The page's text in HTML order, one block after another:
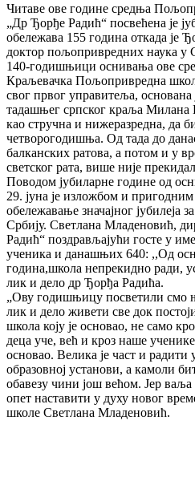
Читаве ове године средња
„Др Ђорђе Радић“ посвећена је
обележава 155 година откада је
доктор пољопривредних наука у
140-годишњици оснивања ове
Краљевачка Пољопривредна
свог првог управитеља, основана
тадашњег српског краља Милана
као стручна и нижеразредна, да
четворогодишња. Од тада до
балканских ратова, а потом и у
светског рата, више није
Поводом јубиларне године од
29. јуна је изложбом и
обележавање значајног јубилеја
Србију. Светлана Младеновић,
Радић“ поздрављајући госте у
ученика и данашњих 640: ,,Од
година,школа непрекидно ради,
лик и дело др Ђорђа Радића.
„Ову годишњицу посветили смо
лик и дело живети све док
школа коју је основао, не само
деца уче, већ и кроз наше
основао. Велика је част и радити
образовној установи, а камоли
обавезу чини још већом. Јер ваља
опет наставити у духу новог
школе Светлана Младеновић.